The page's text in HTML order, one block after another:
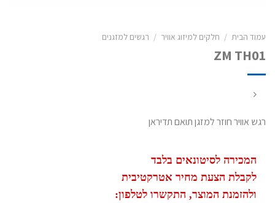
עמוד הבית / חלקים למיזוג אוויר / רגשים למזגנים
ZM TH01
רגש אוויר חוזר למזגן תואם תדיראן
המכירה לסיטונאים בלבד
לקבלת הצעת מחיר אטרקטיבית
ולהזמנת המוצר, התקשרו לטלפון: